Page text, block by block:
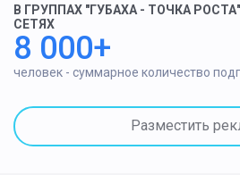
В ГРУППАХ "ГУБАХА - ТОЧКА
СЕТЯХ
8 000+
человек - суммарное количество
Разместить